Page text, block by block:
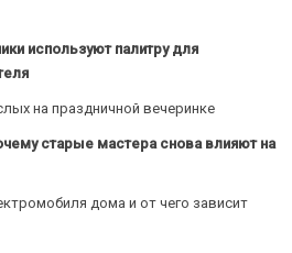
используют палитру для
на праздничной вечеринке
старые мастера снова влияют на
дома и от чего зависит